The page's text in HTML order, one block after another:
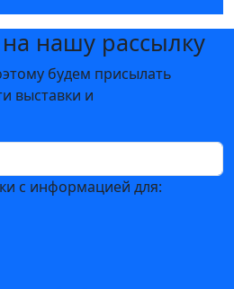
бронирования стенда на